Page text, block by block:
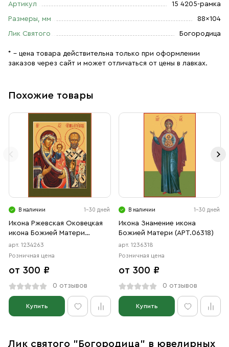
Артикул 15 4205-рамка
Размеры, мм 88×104
Лик Святого Богородица
* – цена товара действительна только при оформлении
заказов через сайт и может отличаться от цены в лавках.
Похожие товары
В наличии 1-30 дней
Икона Ржевская Оковецкая
икона Божией Матери
(АРТ.04263)
арт. 1234263
Розничная цена
от 300 ₽
0 отзывов
Купить
В наличии 1-30 дней
Икона Знамение икона
Божией Матери (АРТ.06318)
арт. 1236318
Розничная цена
от 300 ₽
0 отзывов
Купить
Лик святого "Богородица" в ювелирных